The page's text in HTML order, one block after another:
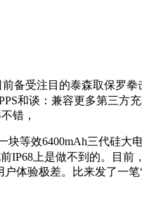
受注目的泰森取保罗拳
和谈：兼容更多第三方
错，
效6400mAh三代硅大
上是做不到的。目
体验极差。比来发了一